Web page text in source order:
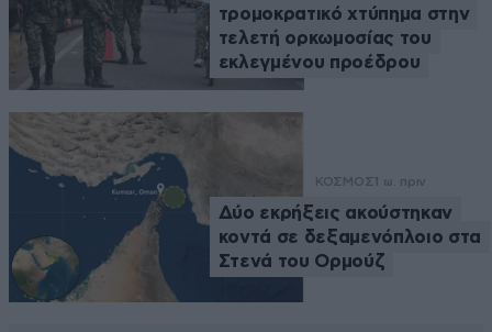
τρομοκρατικό χτύπημα στην
τελετή ορκωμοσίας του
εκλεγμένου προέδρου
ΚΟΣΜΟΣ 1 ω. πριν
Δύο εκρήξεις ακούστηκαν
κοντά σε δεξαμενόπλοιο στα
Στενά του Ορμούζ